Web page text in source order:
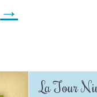
→
La Tour